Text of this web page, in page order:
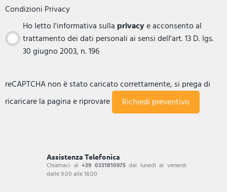
Condizioni Privacy
Ho letto l'informativa sulla privacye acconsento al
trattamento dei dati personali ai sensi dell'art. 13 D. lgs.
30 giugno 2003, n. 196
reCAPTCHA non è stato caricato correttamente, si prega di
ricaricare la pagina e riprovare
Assistenza Telefonica
Chiamaci al+39 0331810975dal lunedì al venerdi
dalle 9.00 alle 18.00